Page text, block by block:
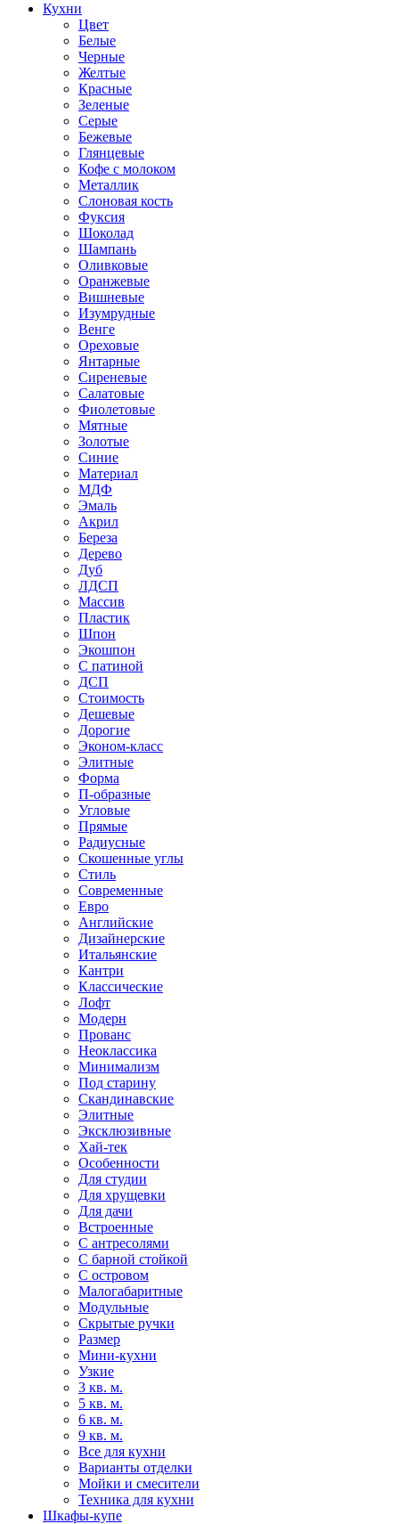
Кухни
Цвет
Белые
Черные
Желтые
Красные
Зеленые
Серые
Бежевые
Глянцевые
Кофе с молоком
Металлик
Слоновая кость
Фуксия
Шоколад
Шампань
Оливковые
Оранжевые
Вишневые
Изумрудные
Венге
Ореховые
Янтарные
Сиреневые
Салатовые
Фиолетовые
Мятные
Золотые
Синие
Материал
МДФ
Эмаль
Акрил
Береза
Дерево
Дуб
ЛДСП
Массив
Пластик
Шпон
Экошпон
С патиной
ДСП
Стоимость
Дешевые
Дорогие
Эконом-класс
Элитные
Форма
П-образные
Угловые
Прямые
Радиусные
Скошенные углы
Стиль
Современные
Евро
Английские
Дизайнерские
Итальянские
Кантри
Классические
Лофт
Модерн
Прованс
Неоклассика
Минимализм
Под старину
Скандинавские
Элитные
Эксклюзивные
Хай-тек
Особенности
Для студии
Для хрущевки
Для дачи
Встроенные
С антресолями
С барной стойкой
С островом
Малогабаритные
Модульные
Скрытые ручки
Размер
Мини-кухни
Узкие
3 кв. м.
5 кв. м.
6 кв. м.
9 кв. м.
Все для кухни
Варианты отделки
Мойки и смесители
Техника для кухни
Шкафы-купе